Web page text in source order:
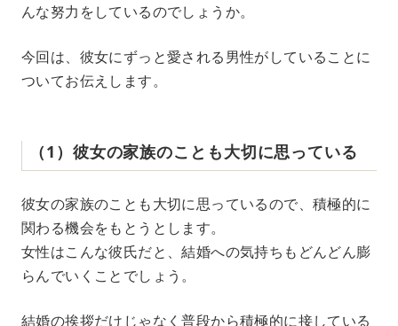
んな努力をしているのでしょうか。
今回は、彼女にずっと愛される男性がしていることに
ついてお伝えします。
（1）彼女の家族のことも大切に思っている
彼女の家族のことも大切に思っているので、積極的に
関わる機会をもとうとします。
女性はこんな彼氏だと、結婚への気持ちもどんどん膨
らんでいくことでしょう。
結婚の挨拶だけじゃなく普段から積極的に接している